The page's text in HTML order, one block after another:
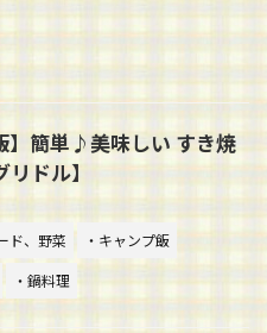
】簡単♪美味しい すき焼
ドル】
ド、野菜
・キャンプ飯
・鍋料理